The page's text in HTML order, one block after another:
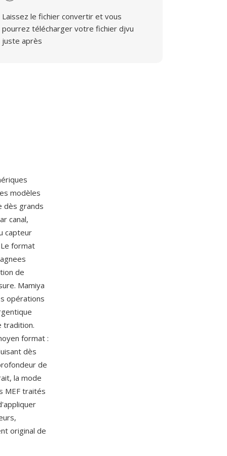
Laissez le fichier convertir et vous
pourrez télécharger votre fichier djvu
juste après
modèles
dès grands
canal,
capteur
format
de
Mamiya
opérations
tradition.
format :
dès
de
la mode
MEF traités
original de